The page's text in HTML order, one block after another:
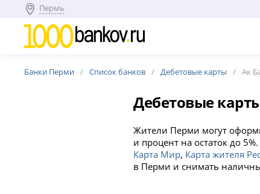
Пермь
Банки Перми Список банков Дебетовые карты Ак
Дебетовые
Жители Перми могут
и процент на остаток до
Карта Мир, Карта жителя
в Перми и снимать